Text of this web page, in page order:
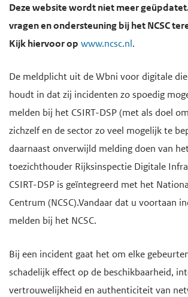
Deze website wordt niet meer
vragen en ondersteuning bij het NCSC
Kijk hiervoor op www.ncsc.nl.
De meldplicht uit de Wbni voor digitale
houdt in dat zij incidenten zo spoedig
melden bij het CSIRT-DSP (met als doel
zichzelf en de sector zo veel mogelijk te
daarnaast onverwijld melding doen van
toezichthouder Rijksinspectie Digitale
CSIRT-DSP is geïntegreerd met het
Centrum (NCSC).Vandaar dat u voortaan
melden bij het NCSC.
Bij een incident gaat het om elke
schadelijk effect op de beschikbaarheid,
vertrouwelijkheid en authenticiteit van